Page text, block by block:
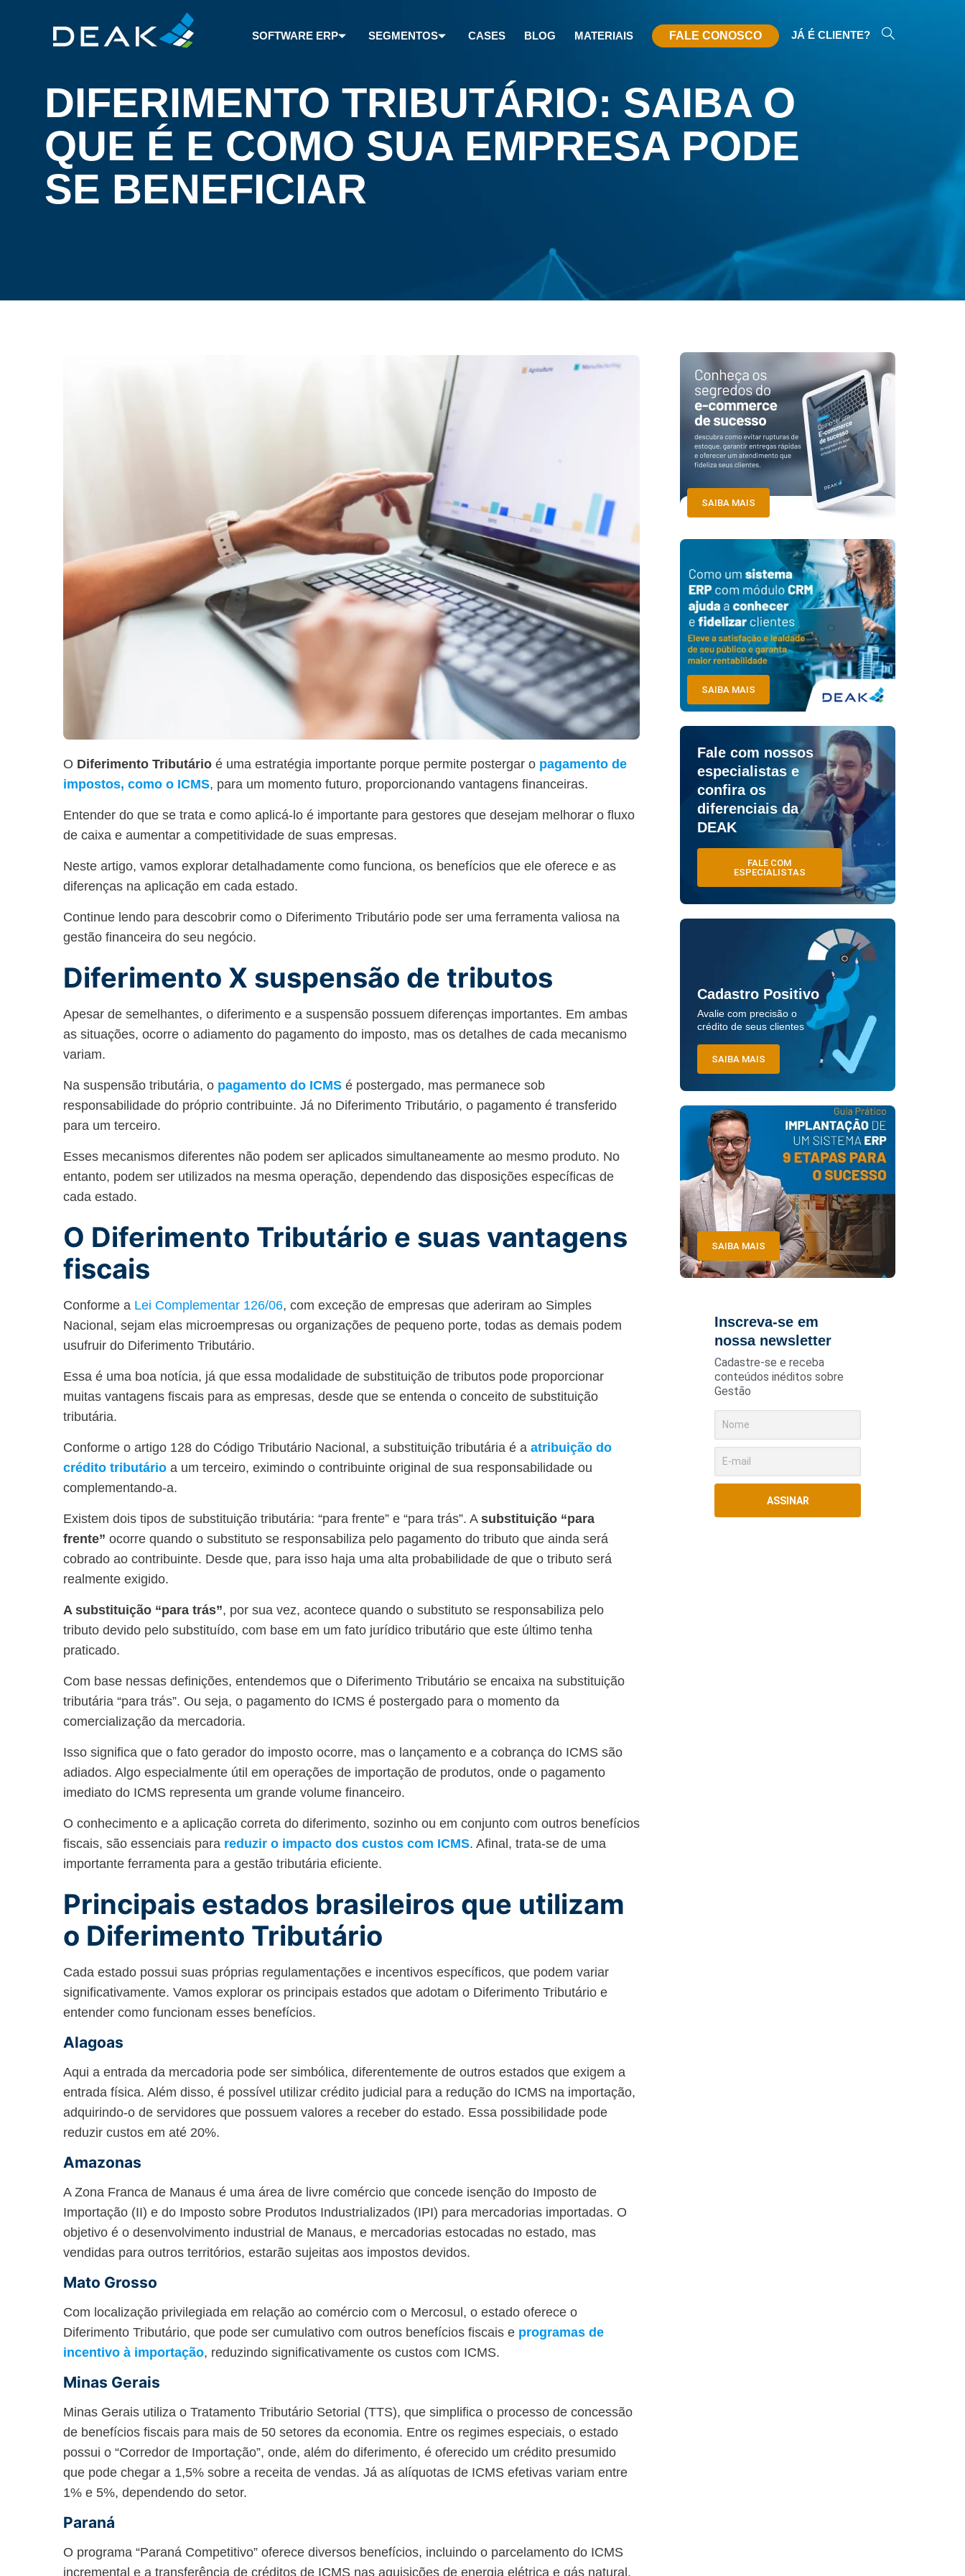
SOFTWARE ERP SEGMENTOS CASES BLOG MATERIAIS FALE CONOSCO JÁ É CLIENTE?
DIFERIMENTO TRIBUTÁRIO: SAIBA O
QUE É E COMO SUA EMPRESA PODE
SE BENEFICIAR
O Diferimento Tributário é uma estratégia importante porque permite postergar o pagamento de
impostos, como o ICMS, para um momento futuro, proporcionando vantagens financeiras.
Entender do que se trata e como aplicá-lo é importante para gestores que desejam melhorar o fluxo
de caixa e aumentar a competitividade de suas empresas.
Neste artigo, vamos explorar detalhadamente como funciona, os benefícios que ele oferece e as
diferenças na aplicação em cada estado.
Continue lendo para descobrir como o Diferimento Tributário pode ser uma ferramenta valiosa na
gestão financeira do seu negócio.
Diferimento X suspensão de tributos
Apesar de semelhantes, o diferimento e a suspensão possuem diferenças importantes. Em ambas
as situações, ocorre o adiamento do pagamento do imposto, mas os detalhes de cada mecanismo
variam.
Na suspensão tributária, o pagamento do ICMS é postergado, mas permanece sob
responsabilidade do próprio contribuinte. Já no Diferimento Tributário, o pagamento é transferido
para um terceiro.
Esses mecanismos diferentes não podem ser aplicados simultaneamente ao mesmo produto. No
entanto, podem ser utilizados na mesma operação, dependendo das disposições específicas de
cada estado.
O Diferimento Tributário e suas vantagens
fiscais
Conforme a Lei Complementar 126/06, com exceção de empresas que aderiram ao Simples
Nacional, sejam elas microempresas ou organizações de pequeno porte, todas as demais podem
usufruir do Diferimento Tributário.
Essa é uma boa notícia, já que essa modalidade de substituição de tributos pode proporcionar
muitas vantagens fiscais para as empresas, desde que se entenda o conceito de substituição
tributária.
Conforme o artigo 128 do Código Tributário Nacional, a substituição tributária é a atribuição do
crédito tributário a um terceiro, eximindo o contribuinte original de sua responsabilidade ou
complementando-a.
Existem dois tipos de substituição tributária: “para frente” e “para trás”. A substituição “para
frente” ocorre quando o substituto se responsabiliza pelo pagamento do tributo que ainda será
cobrado ao contribuinte. Desde que, para isso haja uma alta probabilidade de que o tributo será
realmente exigido.
A substituição “para trás”, por sua vez, acontece quando o substituto se responsabiliza pelo
tributo devido pelo substituído, com base em um fato jurídico tributário que este último tenha
praticado.
Com base nessas definições, entendemos que o Diferimento Tributário se encaixa na substituição
tributária “para trás”. Ou seja, o pagamento do ICMS é postergado para o momento da
comercialização da mercadoria.
Isso significa que o fato gerador do imposto ocorre, mas o lançamento e a cobrança do ICMS são
adiados. Algo especialmente útil em operações de importação de produtos, onde o pagamento
imediato do ICMS representa um grande volume financeiro.
O conhecimento e a aplicação correta do diferimento, sozinho ou em conjunto com outros benefícios
fiscais, são essenciais para reduzir o impacto dos custos com ICMS. Afinal, trata-se de uma
importante ferramenta para a gestão tributária eficiente.
Principais estados brasileiros que utilizam
o Diferimento Tributário
Cada estado possui suas próprias regulamentações e incentivos específicos, que podem variar
significativamente. Vamos explorar os principais estados que adotam o Diferimento Tributário e
entender como funcionam esses benefícios.
Alagoas
Aqui a entrada da mercadoria pode ser simbólica, diferentemente de outros estados que exigem a
entrada física. Além disso, é possível utilizar crédito judicial para a redução do ICMS na importação,
adquirindo-o de servidores que possuem valores a receber do estado. Essa possibilidade pode
reduzir custos em até 20%.
Amazonas
A Zona Franca de Manaus é uma área de livre comércio que concede isenção do Imposto de
Importação (II) e do Imposto sobre Produtos Industrializados (IPI) para mercadorias importadas. O
objetivo é o desenvolvimento industrial de Manaus, e mercadorias estocadas no estado, mas
vendidas para outros territórios, estarão sujeitas aos impostos devidos.
Mato Grosso
Com localização privilegiada em relação ao comércio com o Mercosul, o estado oferece o
Diferimento Tributário, que pode ser cumulativo com outros benefícios fiscais e programas de
incentivo à importação, reduzindo significativamente os custos com ICMS.
Minas Gerais
Minas Gerais utiliza o Tratamento Tributário Setorial (TTS), que simplifica o processo de concessão
de benefícios fiscais para mais de 50 setores da economia. Entre os regimes especiais, o estado
possui o “Corredor de Importação”, onde, além do diferimento, é oferecido um crédito presumido
que pode chegar a 1,5% sobre a receita de vendas. Já as alíquotas de ICMS efetivas variam entre
1% e 5%, dependendo do setor.
Paraná
O programa “Paraná Competitivo” oferece diversos benefícios, incluindo o parcelamento do ICMS
incremental e a transferência de créditos de ICMS nas aquisições de energia elétrica e gás natural.
SAIBA MAIS
SAIBA MAIS
Fale com nossos
especialistas e
confira os
diferenciais da
DEAK
FALE COM
ESPECIALISTAS
Cadastro Positivo
Avalie com precisão o
crédito de seus clientes
SAIBA MAIS
SAIBA MAIS
Inscreva-se em
nossa newsletter
Cadastre-se e receba
conteúdos inéditos sobre
Gestão
ASSINAR